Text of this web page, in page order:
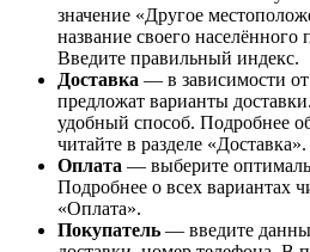
значение «Другое
название своего населённого
Введите правильный индекс.
Доставка — в зависимости
предложат варианты
удобный способ. Подробнее
читайте в разделе «Доставка».
Оплата — выберите
Подробнее о всех вариантах
«Оплата».
Покупатель — введите